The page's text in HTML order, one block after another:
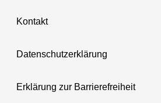
Kontakt
Datenschutzerklärung
Erklärung zur Barrierefreiheit